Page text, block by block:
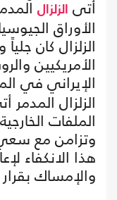
أتى الزلزال
الأوراق
الزلزال كان
الأمريكيين
الإيراني في
الزلزال
الملفات
وتزامن مع
هذا الانكفاء
والإمساك